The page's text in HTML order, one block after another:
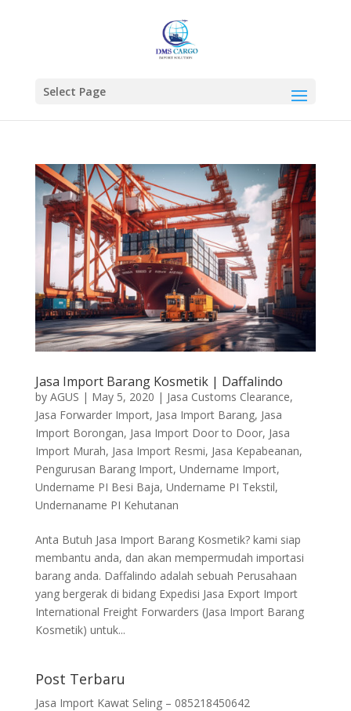
Select Page
Jasa Import Barang Kosmetik | Daffalindo
by AGUS | May 5, 2020 | Jasa Customs Clearance,
Jasa Forwarder Import, Jasa Import Barang, Jasa
Import Borongan, Jasa Import Door to Door, Jasa
Import Murah, Jasa Import Resmi, Jasa Kepabeanan,
Pengurusan Barang Import, Undername Import,
Undername PI Besi Baja, Undername PI Tekstil,
Undernaname PI Kehutanan
Anta Butuh Jasa Import Barang Kosmetik? kami siap
membantu anda, dan akan mempermudah importasi
barang anda. Daffalindo adalah sebuah Perusahaan
yang bergerak di bidang Expedisi Jasa Export Import
International Freight Forwarders (Jasa Import Barang
Kosmetik) untuk...
Post Terbaru
Jasa Import Kawat Seling – 085218450642